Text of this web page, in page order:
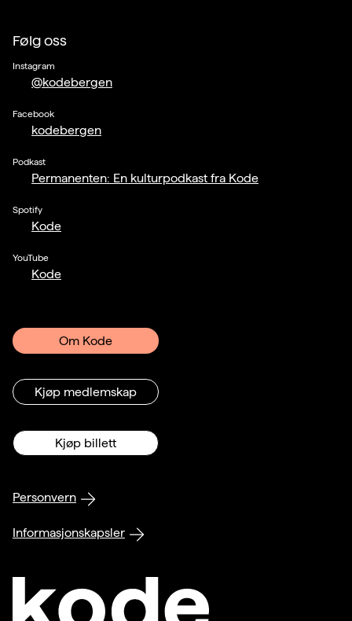
Følg oss
Instagram
@kodebergen
Facebook
kodebergen
Podkast
Permanenten: En kulturpodkast fra Kode
Spotify
Kode
YouTube
Kode
Om Kode
Kjøp medlemskap
Kjøp billett
Personvern
Informasjonskapsler